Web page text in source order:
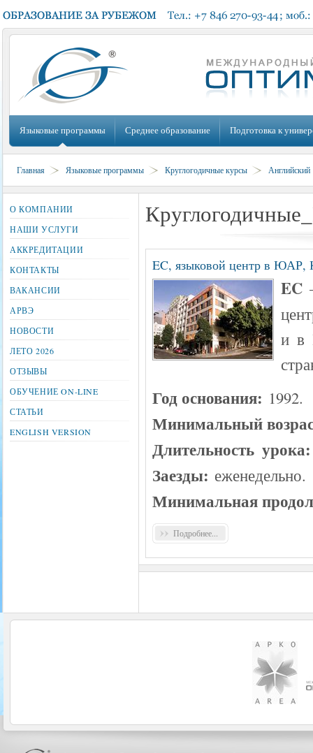
Языковые программы Среднее образование Подготовка к
Главная Языковые программы Круглогодичные курсы Английский
EC, языковой центр в ЮАР,
EC
и в
Год основания: 1992.
Минимальный
Длительность
Заезды: еженедельно.
Минимальная
Подробнее...
О КОМПАНИИ
НАШИ УСЛУГИ
АККРЕДИТАЦИИ
КОНТАКТЫ
ВАКАНСИИ
АРВЭ
НОВОСТИ
ЛЕТО 2026
ОТЗЫВЫ
ОБУЧЕНИЕ ON-LINE
СТАТЬИ
ENGLISH VERSION